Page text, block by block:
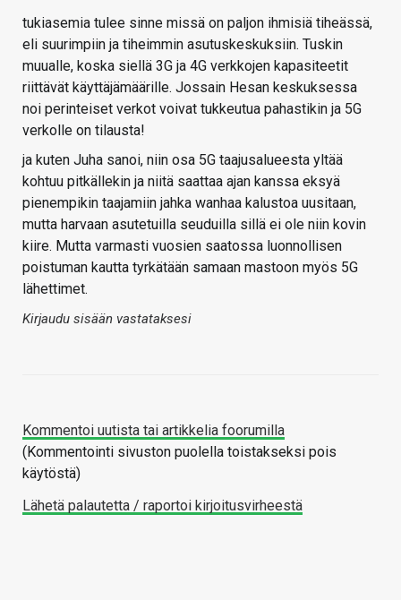
tukiasemia tulee sinne missä on paljon ihmisiä tiheässä,
eli suurimpiin ja tiheimmin asutuskeskuksiin. Tuskin
muualle, koska siellä 3G ja 4G verkkojen kapasiteetit
riittävät käyttäjämäärille. Jossain Hesan keskuksessa
noi perinteiset verkot voivat tukkeutua pahastikin ja 5G
verkolle on tilausta!
ja kuten Juha sanoi, niin osa 5G taajusalueesta yltää
kohtuu pitkällekin ja niitä saattaa ajan kanssa eksyä
pienempikin taajamiin jahka wanhaa kalustoa uusitaan,
mutta harvaan asutetuilla seuduilla sillä ei ole niin kovin
kiire. Mutta varmasti vuosien saatossa luonnollisen
poistuman kautta tyrkätään samaan mastoon myös 5G
lähettimet.
Kirjaudu sisään vastataksesi
Kommentoi uutista tai artikkelia foorumilla
(Kommentointi sivuston puolella toistakseksi pois
käytöstä)
Lähetä palautetta / raportoi kirjoitusvirheestä